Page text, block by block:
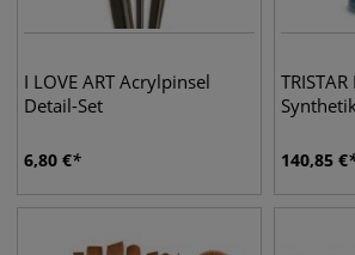
I LOVE ART Acrylpinsel
Detail-Set
6,80 € 140,85 €